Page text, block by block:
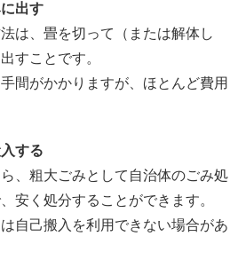
出す
は、畳を切って（または解体し
すことです。
間がかかりますが、ほとんど費用
する
、粗大ごみとして自治体のごみ処
安く処分することができます。
自己搬入を利用できない場合があ